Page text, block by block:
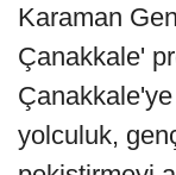
Karaman
Çanakkale'
Çanakkale'ye
yolculuk,